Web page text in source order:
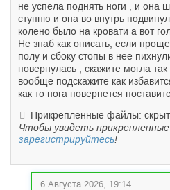
не успела поднять ноги , и она
ступню и она во внутрь
колено было на кровати а вот
Не знаб как описать, если
полу и сбоку стопы в нее
повернулась , скажите могла
вообще подскажите как
как то нога повернется
Прикрепленные файлы:
Чтобы увидеть
зарегистрируйтесь!
6 Августа 2026, 19:14